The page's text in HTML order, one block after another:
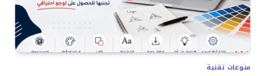
منوعات تقنية